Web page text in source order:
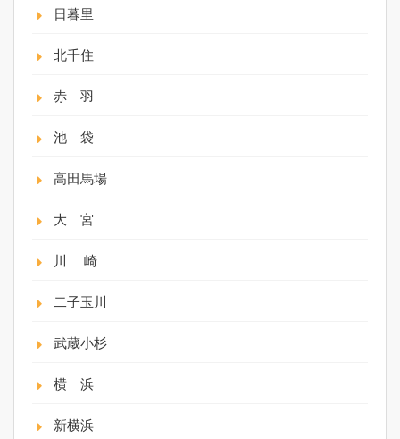
日暮里
北千住
赤 羽
池 袋
高田馬場
大 宮
川 崎
二子玉川
武蔵小杉
横 浜
新横浜